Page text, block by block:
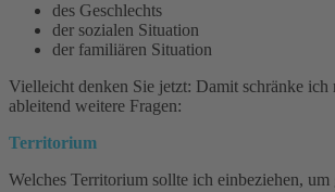
des Geschlechts
der sozialen Situation
der familiären Situation
Vielleicht denken Sie jetzt: Damit schränke
ableitend weitere Fragen:
Territorium
Welches Territorium sollte ich einbeziehen,